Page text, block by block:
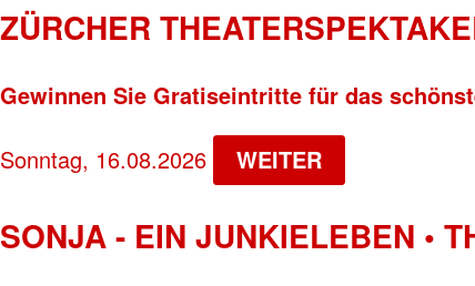
ZÜRCHER
Gewinnen Sie Gratiseintritte für das
Sonntag, 16.08.2026 WEITER
SONJA - EIN JUNKIELEBEN •